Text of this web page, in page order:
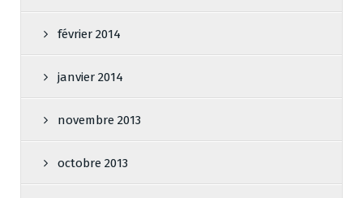
février 2014
janvier 2014
novembre 2013
octobre 2013